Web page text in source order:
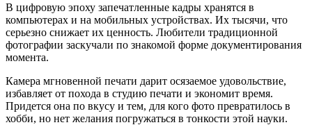
В цифровую эпоху запечатленные кадры хранятся в
компьютерах и на мобильных устройствах. Их тысячи, что
серьезно снижает их ценность. Любители традиционной
фотографии заскучали по знакомой форме документирования
момента.
Камера мгновенной печати дарит осязаемое удовольствие,
избавляет от похода в студию печати и экономит время.
Придется она по вкусу и тем, для кого фото превратилось в
хобби, но нет желания погружаться в тонкости этой науки.